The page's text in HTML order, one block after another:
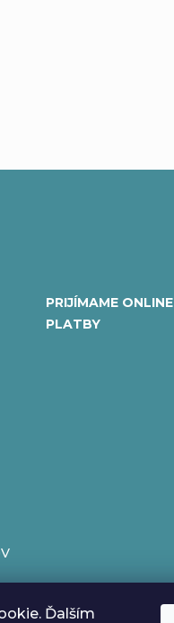
Ďalším
PRIJÍMAME ONLINE
PLATBY